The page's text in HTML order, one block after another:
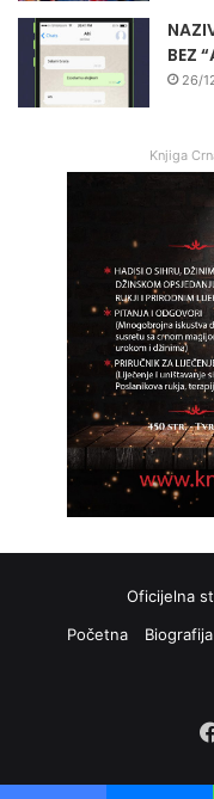
BEZ
26/
Knjiga
Oficijelna
Početna
Biografija